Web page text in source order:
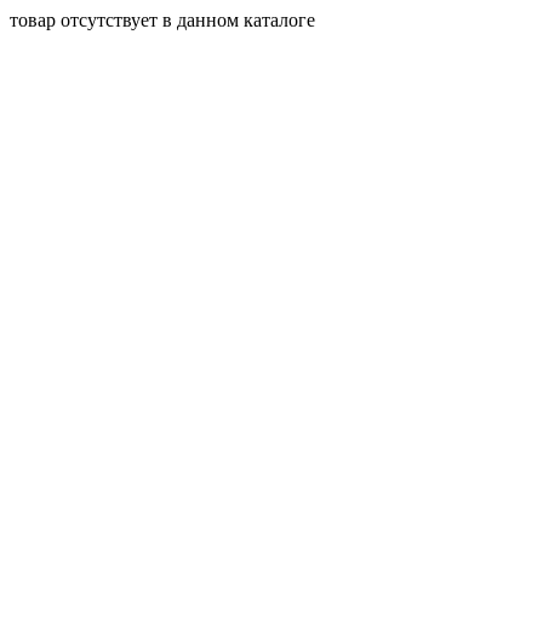
товар отсутствует в данном каталоге